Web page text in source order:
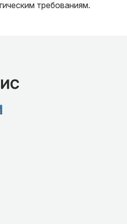
требованиям.